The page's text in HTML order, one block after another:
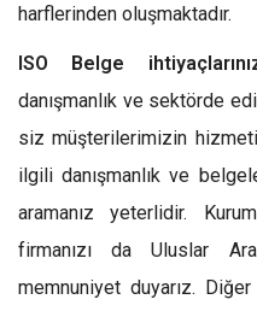
harflerinden oluşmaktadır.
ISO Belge
danışmanlık ve sektörde
siz müşterilerimizin
ilgili danışmanlık ve
aramanız yeterlidir.
firmanızı da Uluslar
memnuniyet duyarız.